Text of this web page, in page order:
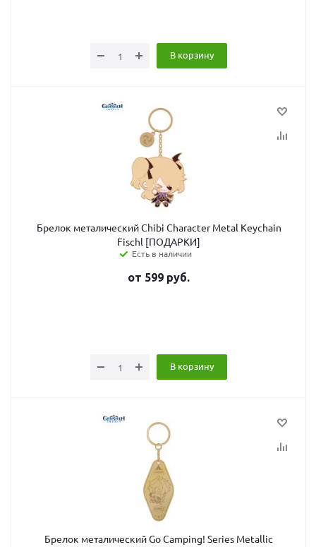
В корзину
Брелок металический Chibi Character Metal Keychain
Fischl [ПОДАРКИ]
Есть в наличии
от 599 руб.
В корзину
Брелок металический Go Camping! Series Metallic